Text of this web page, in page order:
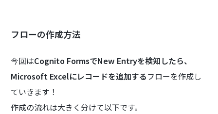
フローの作成方法
今回はCognito FormsでNew Entryを検知したら、
Microsoft Excelにレコードを追加するフローを作成し
ていきます！
作成の流れは大きく分けて以下です。